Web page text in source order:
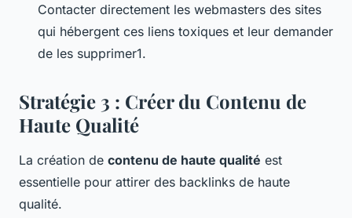
Contacter directement les webmasters des sites
qui hébergent ces liens toxiques et leur demander
de les supprimer1.
Stratégie 3 : Créer du Contenu de
Haute Qualité
La création de contenu de haute qualité est
essentielle pour attirer des backlinks de haute
qualité.